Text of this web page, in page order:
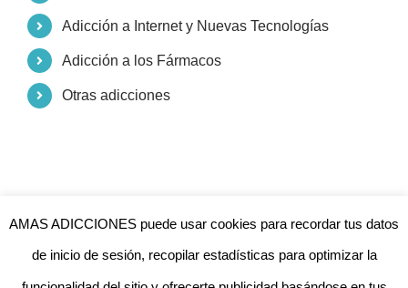
Adicción a Internet y Nuevas Tecnologías
Adicción a los Fármacos
Otras adicciones
AMAS ADICCIONES puede usar cookies para recordar tus datos
de inicio de sesión, recopilar estadísticas para optimizar la